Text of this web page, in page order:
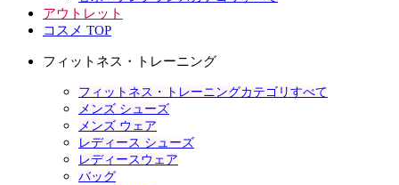
アウトレット
コスメ TOP
フィットネス・トレーニング
フィットネス・トレーニングカテゴリすべて
メンズ シューズ
メンズ ウェア
レディース シューズ
レディースウェア
バッグ